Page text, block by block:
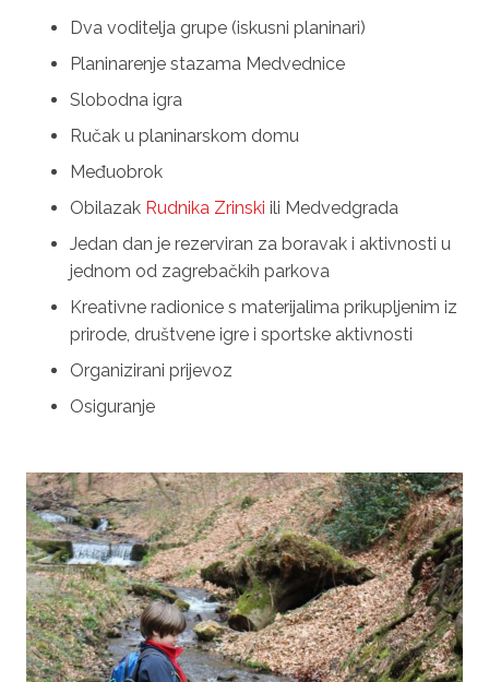
Dva voditelja grupe (iskusni planinari)
Planinarenje stazama Medvednice
Slobodna igra
Ručak u planinarskom domu
Međuobrok
Obilazak Rudnika Zrinski ili Medvedgrada
Jedan dan je rezerviran za boravak i aktivnosti u
jednom od zagrebačkih parkova
Kreativne radionice s materijalima prikupljenim iz
prirode, društvene igre i sportske aktivnosti
Organizirani prijevoz
Osiguranje